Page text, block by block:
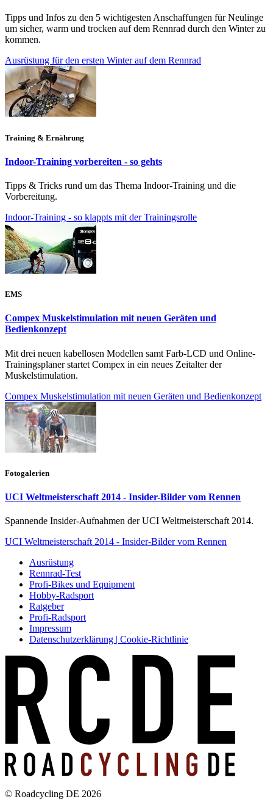
Tipps und Infos zu den 5 wichtigesten Anschaffungen für Neulinge
um sicher, warm und trocken auf dem Rennrad durch den Winter zu
kommen.
Ausrüstung für den ersten Winter auf dem Rennrad
Training & Ernährung
Indoor-Training vorbereiten - so gehts
Tipps & Tricks rund um das Thema Indoor-Training und die
Vorbereitung.
Indoor-Training - so klappts mit der Trainingsrolle
EMS
Compex Muskelstimulation mit neuen Geräten und
Bedienkonzept
Mit drei neuen kabellosen Modellen samt Farb-LCD und Online-
Trainingsplaner startet Compex in ein neues Zeitalter der
Muskelstimulation.
Compex Muskelstimulation mit neuen Geräten und Bedienkonzept
Fotogalerien
UCI Weltmeisterschaft 2014 - Insider-Bilder vom Rennen
Spannende Insider-Aufnahmen der UCI Weltmeisterschaft 2014.
UCI Weltmeisterschaft 2014 - Insider-Bilder vom Rennen
Ausrüstung
Rennrad-Test
Profi-Bikes und Equipment
Hobby-Radsport
Ratgeber
Profi-Radsport
Impressum
Datenschutzerklärung | Cookie-Richtlinie
© Roadcycling DE 2026